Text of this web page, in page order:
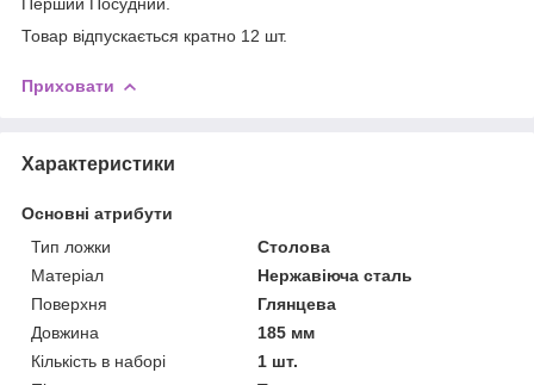
Товар відпускається кратно 12 шт.
Приховати
Характеристики
Основні атрибути
Тип ложки
Столова
Матеріал
Нержавіюча сталь
Поверхня
Глянцева
Довжина
185 мм
Кількість в наборі
1 шт.